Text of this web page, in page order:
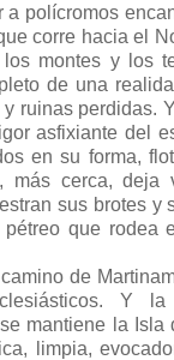
a polícromos
corre hacia el
montes y los
de una
y ruinas perdidas.
asfixiante del
en su forma,
más cerca, deja
sus brotes y
que rodea
de
Y la
mantiene la Isla
limpia,